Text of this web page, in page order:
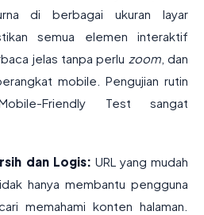
di berbagai ukuran layar
semua elemen interaktif
jelas tanpa perlu zoom, dan
mobile. Pengujian rutin
Friendly Test sangat
dan Logis: URL yang mudah
hanya membantu pengguna
memahami konten halaman.